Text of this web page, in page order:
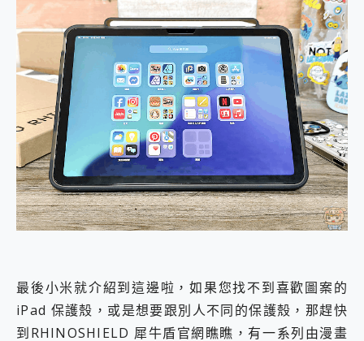
最後小米就介紹到這邊啦，如果您找不到喜歡圖案的
iPad 保護殼，或是想要跟別人不同的保護殼，那趕快
到RHINOSHIELD 犀牛盾官網瞧瞧，有一系列由漫畫